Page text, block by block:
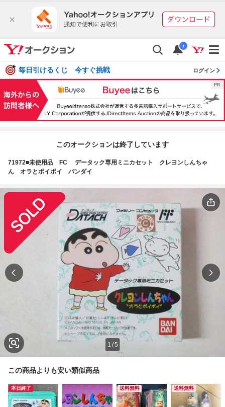
i
毎日引けるくじ 今すぐ挑戦 ログイン
このオークションは終了しています
71972■未使用品 FC データック専用ミニカセット クレヨンしんちゃ
ん オラとポイポイ バンダイ
1 /5
この商品よりも安い類似商品
本日終了 送料無料 送料無料